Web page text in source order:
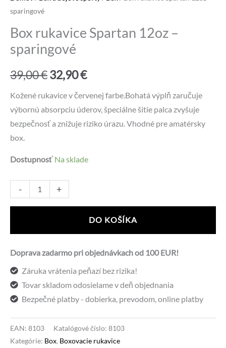
sparingové
Box rukavice Spartan 12oz –
sparingové
39,00€Pôvodná
cena
bola:
32,90€Aktuálna
cena
je:
Kožené rukavice v červenej farbe.Bohatá výplň zaručuje
výbornú absorpciu úderov, špeciálne šitie palca zvyšuje
bezpečnosť a znižuje riziko úrazu. Vhodné pre amatérsky
box.
Dostupnosť Na sklade
-
množstvo
Box
-
sparingové
+
DO KOŠÍKA
Doprava zadarmo pri objednávkach od 100 EUR!
Záruka vrátenia peňazí bez rizika!
Tovar skladom odosielame v deň objednania
Bezpečné platby - dobierka, prevodom, online platby
EAN: 8103 Katalógové číslo: 8103
Kategórie: Box, Boxovacie rukavice